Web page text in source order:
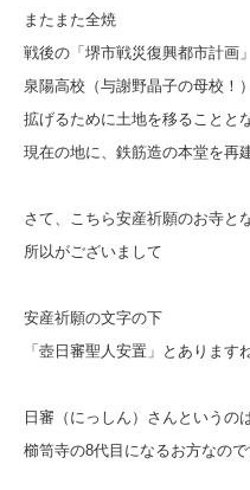
またまた全焼
戦後の「堺市戦災復興都市計画
泉陽高校（与謝野晶子の母校！
拡げるために土地を移ることと
現在の地に、鉄筋造の本堂を再
さて、こちら安産祈願のお寺と
所以がございまして
安産祈願の文字の下
「壺日審聖人安置」とあります
日審（にっしん）さんというのは
櫛笥寺の8代目になるお方なの